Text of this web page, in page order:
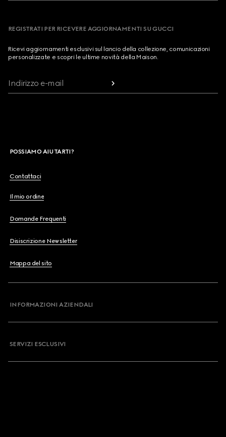
REGISTRATI PER RICEVERE AGGIORNAMENTI SU GUCCI
Ricevi aggiornamenti esclusivi sul lancio della collezione, comunicazioni
personalizzate e scopri le ultime novità della Maison.
Indirizzo e-mail
POSSIAMO AIUTARTI?
Contattaci
Il mio ordine
Domande Frequenti
Disiscrizione Newsletter
Mappa del sito
INFORMAZIONI AZIENDALI
SERVIZI ESCLUSIVI